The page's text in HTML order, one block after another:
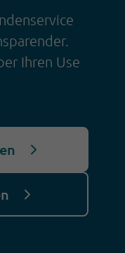
Ihren Use